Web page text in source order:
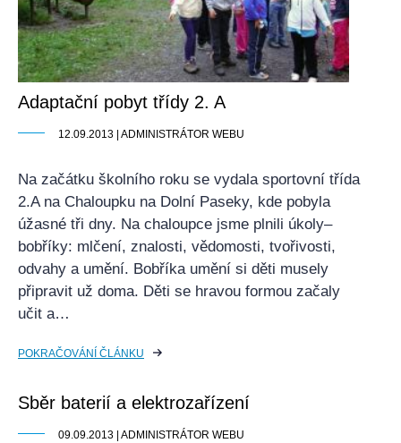
Adaptační pobyt třídy 2. A
12.09.2013 | ADMINISTRÁTOR WEBU
Na začátku školního roku se vydala sportovní třída
2.A na Chaloupku na Dolní Paseky, kde pobyla
úžasné tři dny. Na chaloupce jsme plnili úkoly–
bobříky: mlčení, znalosti, vědomosti, tvořivosti,
odvahy a umění. Bobříka umění si děti musely
připravit už doma. Děti se hravou formou začaly
učit a…
POKRAČOVÁNÍ ČLÁNKU
Sběr baterií a elektrozařízení
09.09.2013 | ADMINISTRÁTOR WEBU